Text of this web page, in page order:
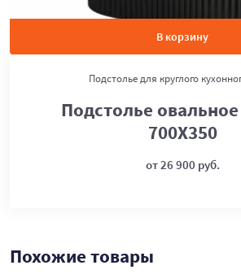
В корзину
Подстолье для круглого
Подстолье
700Х350
от 26 900 руб.
Похожие товары